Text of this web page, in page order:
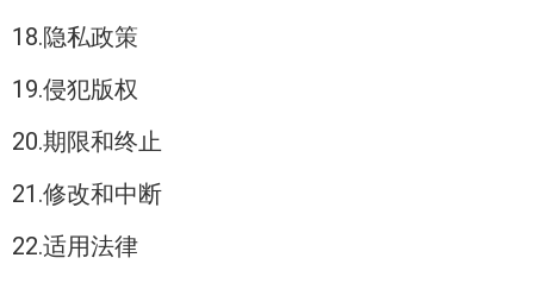
18.隐私政策
19.侵犯版权
20.期限和终止
21.修改和中断
22.适用法律